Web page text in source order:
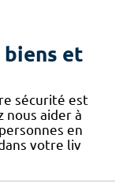
biens et
sécurité est
nous aider à
en
votre liv